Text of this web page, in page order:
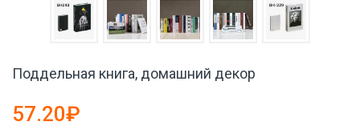
Поддельная книга, домашний декор
57.20₽